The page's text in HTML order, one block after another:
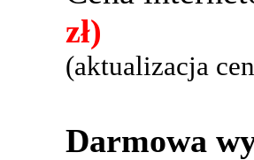
zł)
(aktualizacja
Darmowa